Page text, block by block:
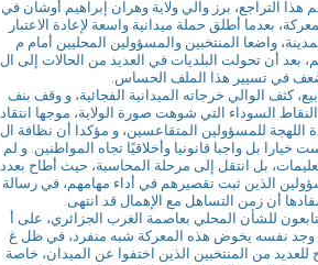
التراجع، برز والي ولاية وهران إبراهيم أوشان في
بعدما أطلق حملة ميدانية واسعة لإعادة الاعتبار
واضعا المنتخبين والمسؤولين المحليين أمام م
بعد أن تحولت البلديات في العديد من الحالات إلى ال
في تسيير هذا الملف الحساس.
كثف الوالي خرجاته الميدانية الفجائية، و وقف بنف
السوداء التي شوهت صورة الولاية، موجها انتقاد
اللهجة للمسؤولين المتقاعسين، و مؤكدا أن نظافة ال
خيارا بل واجبا قانونيا وأخلاقيًا تجاه المواطنين. و لم
بل انتقل إلى مرحلة المحاسبة، حيث أطاح بعدد
الذين ثبت تقصيرهم في أداء مهامهم، في رسالة
أن زمن التساهل مع الإهمال قد انتهى.
للشأن المحلي بعاصمة الغرب الجزائري، على أ
وجد نفسه يخوض هذه المعركة شبه منفرد، في ظل غ
من المنتخبين الذين اختفوا عن الميدان، خاصة